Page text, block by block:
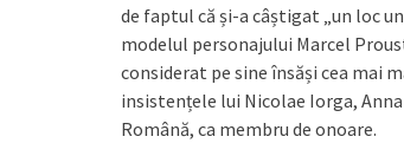
de faptul că și-a câștigat „un loc
modelul personajului Marcel
considerat pe sine însăși cea mai
insistențele lui Nicolae Iorga,
Română, ca membru de onoare.